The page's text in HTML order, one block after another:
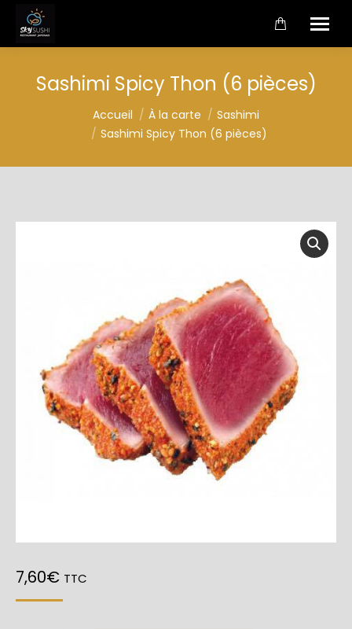
Sashimi Spicy Thon (6 pièces)
Vous êtes ici :Accueil À la carte
Sashimi
Sashimi Spicy Thon (6 pièces)
7,60€ TTC